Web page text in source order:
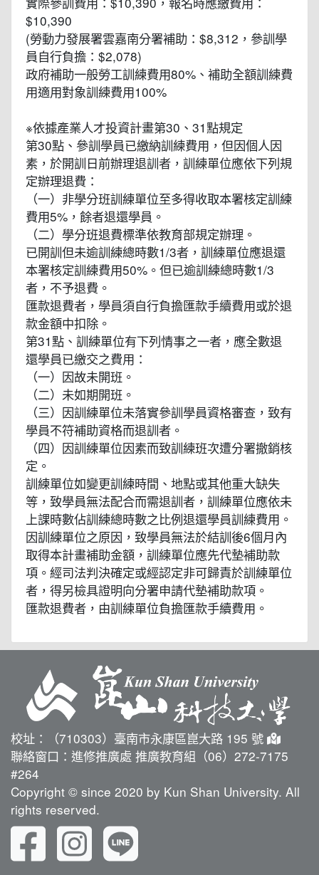
$10,390
(勞動力發展署雲嘉南分署補助：$8,312，參訓學
員自行負擔：$2,078)
政府補助一般勞工訓練費用80%、補助全額訓練費
用適用對象訓練費用100%
※依據產業人才投資計畫第30、31點規定
第30點、參訓學員已繳納訓練費用，但因個人因
素，於開訓日前辦理退訓者，訓練單位應依下列規
定辦理退費：
（一）非學分班訓練單位至多得收取本署核定訓練
費用5%，餘者退還學員。
（二）學分班退費標準依教育部規定辦理。
已開訓但未逾訓練總時數1/3者，訓練單位應退還
本署核定訓練費用50%。但已逾訓練總時數1/3
者，不予退費。
匯款退費者，學員須自行負擔匯款手續費用或於退
款金額中扣除。
第31點、訓練單位有下列情事之一者，應全數退
還學員已繳交之費用：
（一）因故未開班。
（二）未如期開班。
（三）因訓練單位未落實參訓學員資格審查，致有
學員不符補助資格而退訓者。
（四）因訓練單位因素而致訓練班次遭分署撤銷核
定。
訓練單位如變更訓練時間、地點或其他重大缺失
等，致學員無法配合而需退訓者，訓練單位應依未
上課時數佔訓練總時數之比例退還學員訓練費用。
因訓練單位之原因，致學員無法於結訓後6個月內
取得本計畫補助金額，訓練單位應先代墊補助款
項。經司法判決確定或經認定非可歸責於訓練單位
者，得另檢具證明向分署申請代墊補助款項。
匯款退費者，由訓練單位負擔匯款手續費用。
校址：（710303）臺南市永康區崑大路 195 號
聯絡窗口：進修推廣處 推廣教育組（06）272-7175
#264
Copyright © since 2020 by Kun Shan University. All
rights reserved.